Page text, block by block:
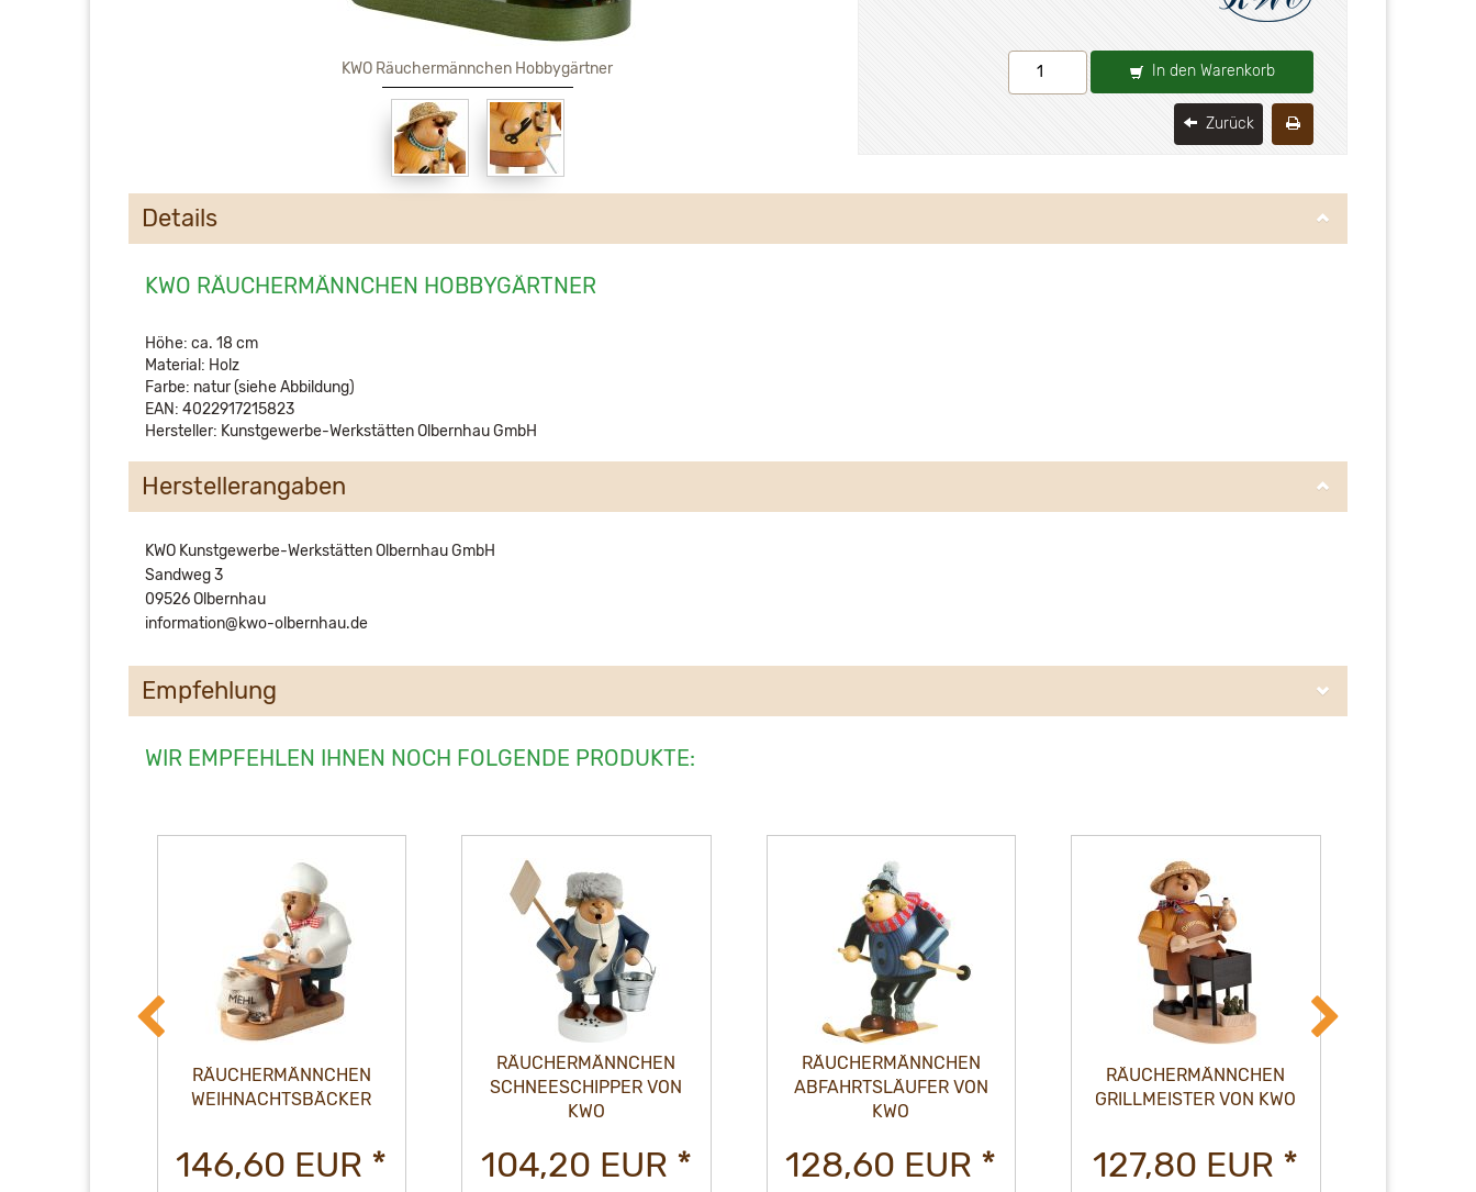
KWO Räuchermännchen Hobbygärtner In den Warenkorb
Zurück
Details
KWO RÄUCHERMÄNNCHEN HOBBYGÄRTNER
Höhe: ca. 18 cm
Material: Holz
Farbe: natur (siehe Abbildung)
EAN: 4022917215823
Hersteller: Kunstgewerbe-Werkstätten Olbernhau GmbH
Herstellerangaben
KWO Kunstgewerbe-Werkstätten Olbernhau GmbH
Sandweg 3
09526 Olbernhau
information@kwo-olbernhau.de
Empfehlung
WIR EMPFEHLEN IHNEN NOCH FOLGENDE PRODUKTE:
RÄUCHERMÄNNCHEN
WEIHNACHTSBÄCKER
146,60 EUR *
RÄUCHERMÄNNCHEN
SCHNEESCHIPPER VON
KWO
104,20 EUR *
RÄUCHERMÄNNCHEN
ABFAHRTSLÄUFER VON
KWO
128,60 EUR *
RÄUCHERMÄNNCHEN
GRILLMEISTER VON KWO
127,80 EUR *